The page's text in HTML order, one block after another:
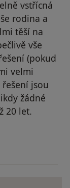
vstřícná
rodina a
těší na
vše
(pokud
velmi
jsou
žádné
20 let.
odstraněn